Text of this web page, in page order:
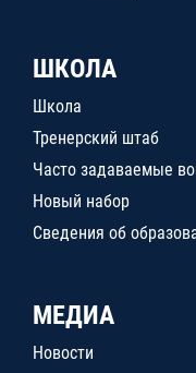
ШКОЛА
Школа
Тренерский штаб
Часто задаваемые
Новый набор
Сведения об
МЕДИА
Новости